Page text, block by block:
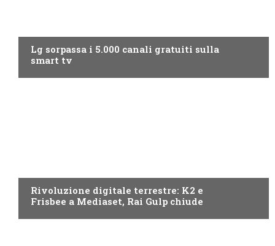
Lg sorpassa i 5.000 canali gratuiti sulla
smart tv
Rivoluzione digitale terrestre: K2 e
Frisbee a Mediaset, Rai Gulp chiude